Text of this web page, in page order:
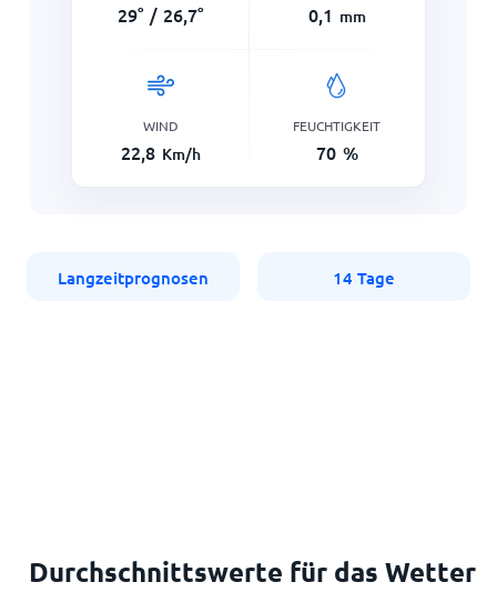
29° / 26,7° 0,1 mm
WIND
22,8 Km/h
FEUCHTIGKEIT
70 %
Langzeitprognosen 14 Tage
Durchschnittswerte für das Wetter